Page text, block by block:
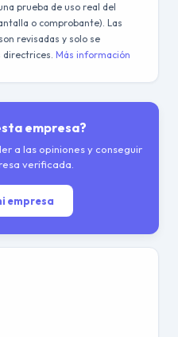
prueba de uso real del
o comprobante). Las
revisadas y solo se
directrices. Más información
empresa?
a las opiniones y conseguir
verificada.
empresa